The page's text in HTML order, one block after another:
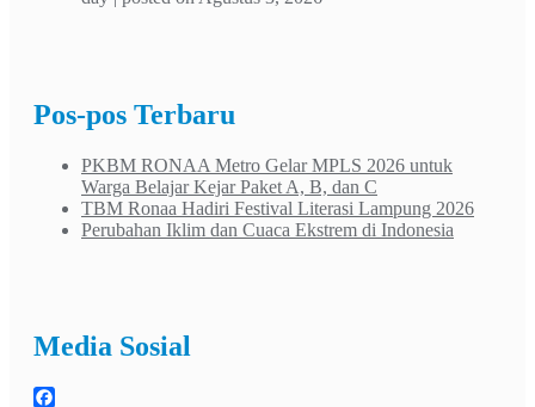
Pos-pos Terbaru
PKBM RONAA Metro Gelar MPLS 2026 untuk
Warga Belajar Kejar Paket A, B, dan C
TBM Ronaa Hadiri Festival Literasi Lampung 2026
Perubahan Iklim dan Cuaca Ekstrem di Indonesia
Media Sosial